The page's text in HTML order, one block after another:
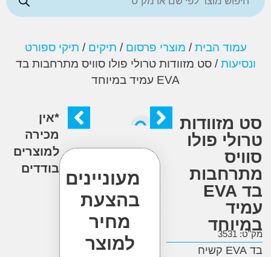
הבית/מוצרי פרסום /תיקים /תיקי ספורט
/ סט מזוודות טרולי פולו סוויס מתרחבות בד
פולו
בד EVA
קשיח
מעוניינים
בהצעת
מחיר
למוצר
*אין
מכירה
למוצרים
בודדים